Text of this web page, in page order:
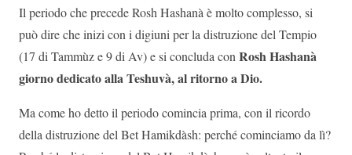
Il periodo che precede Rosh Hashanà è molto complesso, si
può dire che inizi con i digiuni per la distruzione del Tempio
(17 di Tammùz e 9 di Av) e si concluda conRosh Hashanà
giorno dedicato alla Teshuvà, al ritorno a Dio.
Ma come ho detto il periodo comincia prima, con il ricordo
della distruzione del Bet Hamikdàsh: perché cominciamo da lì?